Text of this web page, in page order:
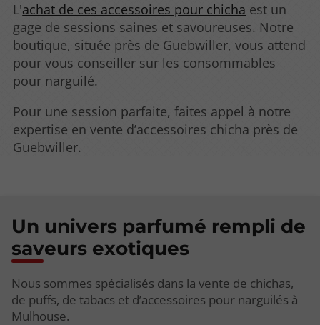
L'achat de ces accessoires pour chicha est un
gage de sessions saines et savoureuses. Notre
boutique, située près de Guebwiller, vous attend
pour vous conseiller sur les consommables
pour narguilé.
Pour une session parfaite, faites appel à notre
expertise en vente d’accessoires chicha près de
Guebwiller.
Un univers parfumé rempli de
saveurs exotiques
Nous sommes spécialisés dans la vente de chichas,
de puffs, de tabacs et d’accessoires pour narguilés à
Mulhouse.